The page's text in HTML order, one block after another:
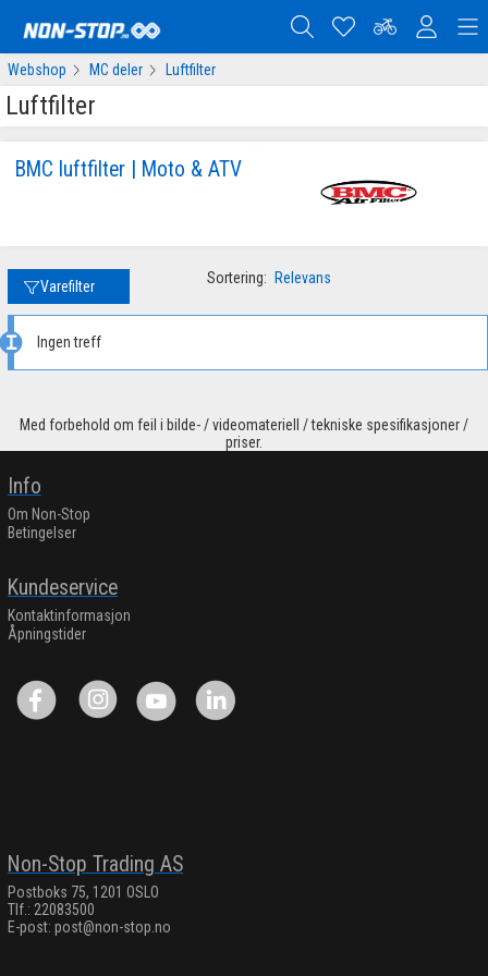
Webshop MC deler Luftfilter
Luftfilter
BMC luftfilter | Moto & ATV
Varefilter Sortering: Relevans
Ingen treff
Med forbehold om feil i bilde- / videomateriell / tekniske spesifikasjoner /
priser.
Info
Om Non-Stop
Betingelser
Kundeservice
Kontaktinformasjon
Åpningstider
Non-Stop Trading AS
Postboks 75, 1201 OSLO
Tlf.: 22083500
E-post: post@non-stop.no